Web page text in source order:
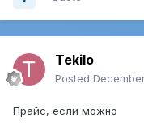
Tekilo
Posted
Прайс, если можно